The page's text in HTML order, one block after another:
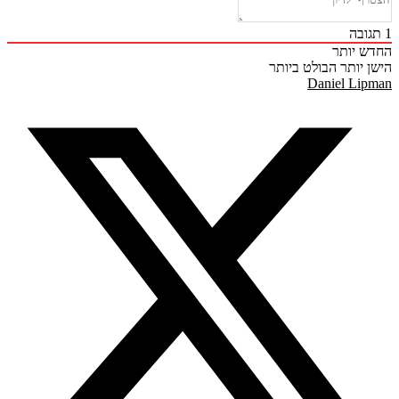
יותר
יותר הבולט ביותר
Daniel